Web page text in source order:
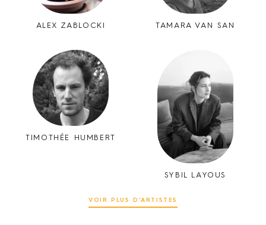
ALEX ZABLOCKI TAMARA VAN SAN
TIMOTHÉE HUMBERT
SYBIL LAYOUS
VOIR PLUS D'ARTISTES